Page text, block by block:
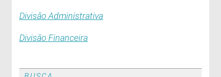
Divisão Administrativa
Divisão Financeira